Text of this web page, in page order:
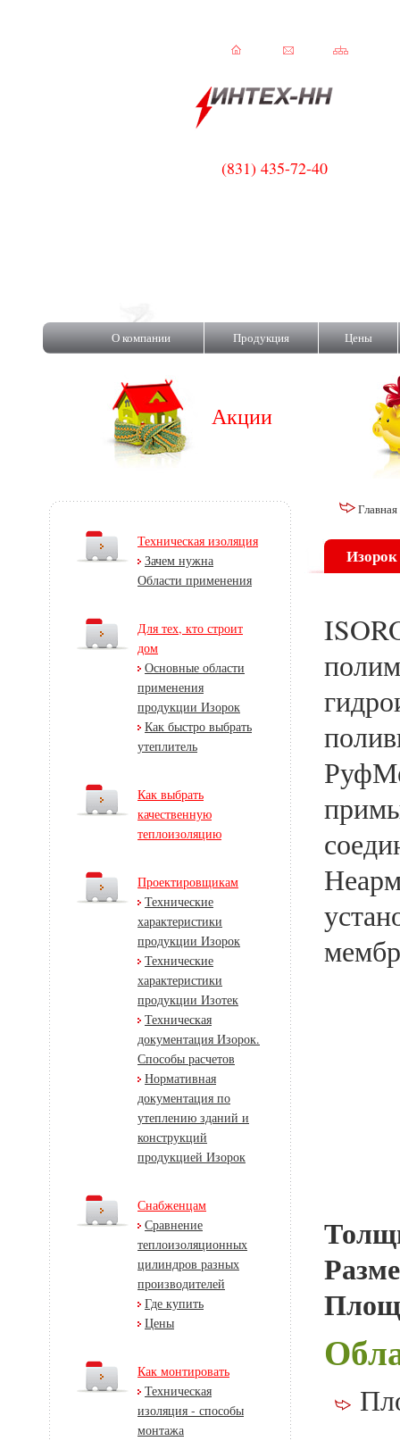
(831) 435-72-40
О компании Продукция Цены
Акции
Техническая изоляция
Зачем нужна
Области применения
Для тех, кто строит
дом
Основные области
применения
продукции Изорок
Как быстро выбрать
утеплитель
Как выбрать
качественную
теплоизоляцию
Проектировщикам
Технические
характеристики
продукции Изорок
Технические
характеристики
продукции Изотек
Техническая
документация Изорок.
Способы расчетов
Нормативная
документация по
утеплению зданий и
конструкций
продукцией Изорок
Снабженцам
Сравнение
теплоизоляционных
цилиндров разных
производителей
Где купить
Цены
Как монтировать
Техническая
изоляция - способы
монтажа
Главная